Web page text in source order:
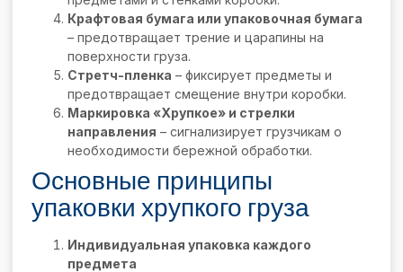
Крафтовая бумага или упаковочная бумага
– предотвращает трение и царапины на
поверхности груза.
Стретч-пленка – фиксирует предметы и
предотвращает смещение внутри коробки.
Маркировка «Хрупкое» и стрелки
направления – сигнализирует грузчикам о
необходимости бережной обработки.
Основные принципы
упаковки хрупкого груза
Индивидуальная упаковка каждого
предмета